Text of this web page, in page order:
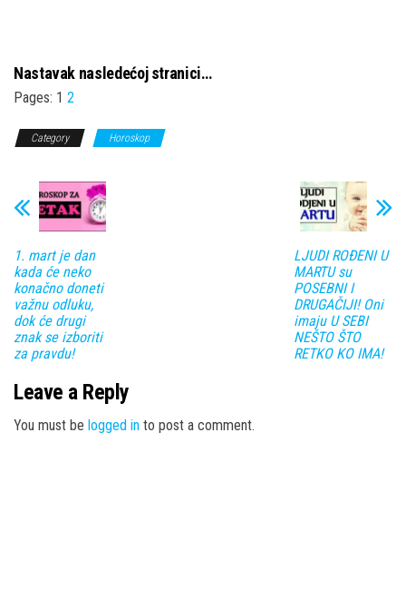
Nastavak nasledećoj stranici…
Pages: 1 2
Category Horoskop
1. mart je dan
kada će neko
konačno doneti
važnu odluku,
dok će drugi
znak se izboriti
za pravdu!
LJUDI ROĐENI U
MARTU su
POSEBNI I
DRUGAČIJI! Oni
imaju U SEBI
NEŠTO ŠTO
RETKO KO IMA!
Leave a Reply
You must be logged in to post a comment.